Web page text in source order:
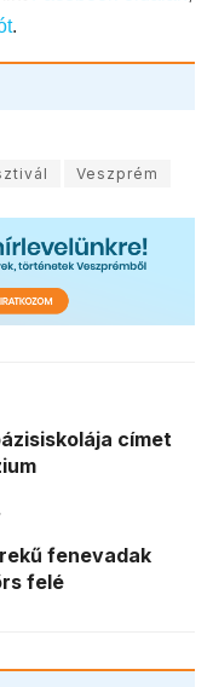
.
Veszprém
címet
fenevadak
felé